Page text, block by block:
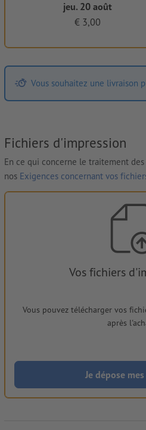
jeu. 20 août
€ 3,00
Vous souhaitez une livraison
Fichiers d'impression
En ce qui concerne le traitement
nos Exigences concernant vos
Vos fichiers
Vous pouvez télécharger vos
après
Je dépose